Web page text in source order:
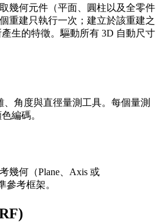
幾何元件（平面、圓柱以及全零件
重建只執行一次；建立於該重建之
產生的特徵。驅動所有 3D 自動尺寸
角度與直徑量測工具。每個量測
編碼。
幾何（Plane、Axis 或
參考框架。